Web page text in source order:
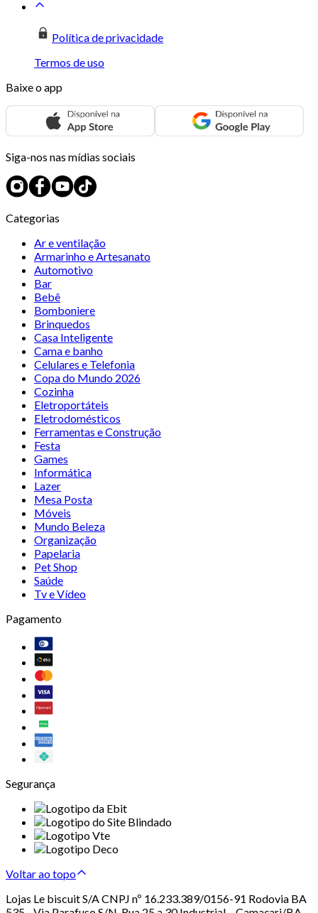
Política de privacidade
Termos de uso
Baixe o app
Siga-nos nas mídias sociais
Categorias
Ar e ventilação
Armarinho e Artesanato
Automotivo
Bar
Bebê
Bomboniere
Brinquedos
Casa Inteligente
Cama e banho
Celulares e Telefonia
Copa do Mundo 2026
Cozinha
Eletroportáteis
Eletrodomésticos
Ferramentas e Construção
Festa
Games
Informática
Lazer
Mesa Posta
Móveis
Mundo Beleza
Organização
Papelaria
Pet Shop
Saúde
Tv e Vídeo
Pagamento
Segurança
Voltar ao topo
Lojas Le biscuit S/A CNPJ nº 16.233.389/0156-91 Rodovia BA